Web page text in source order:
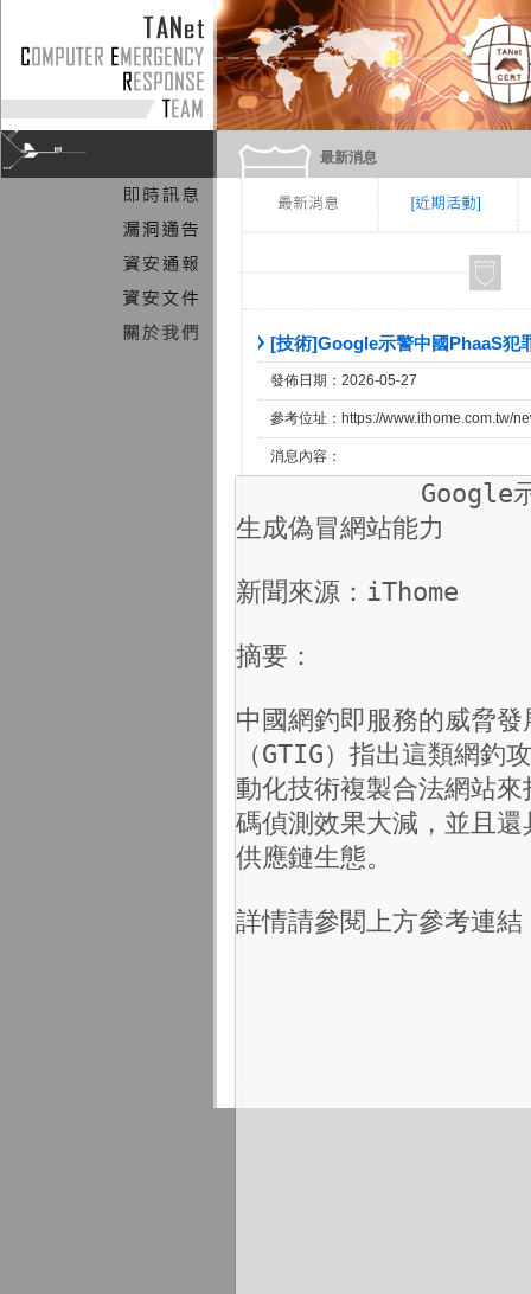
最新消息
[技術]Google示警中國PhaaS犯
發佈日期：2026-05-27
參考位址：https://www.ithome.com.tw/
消息內容：